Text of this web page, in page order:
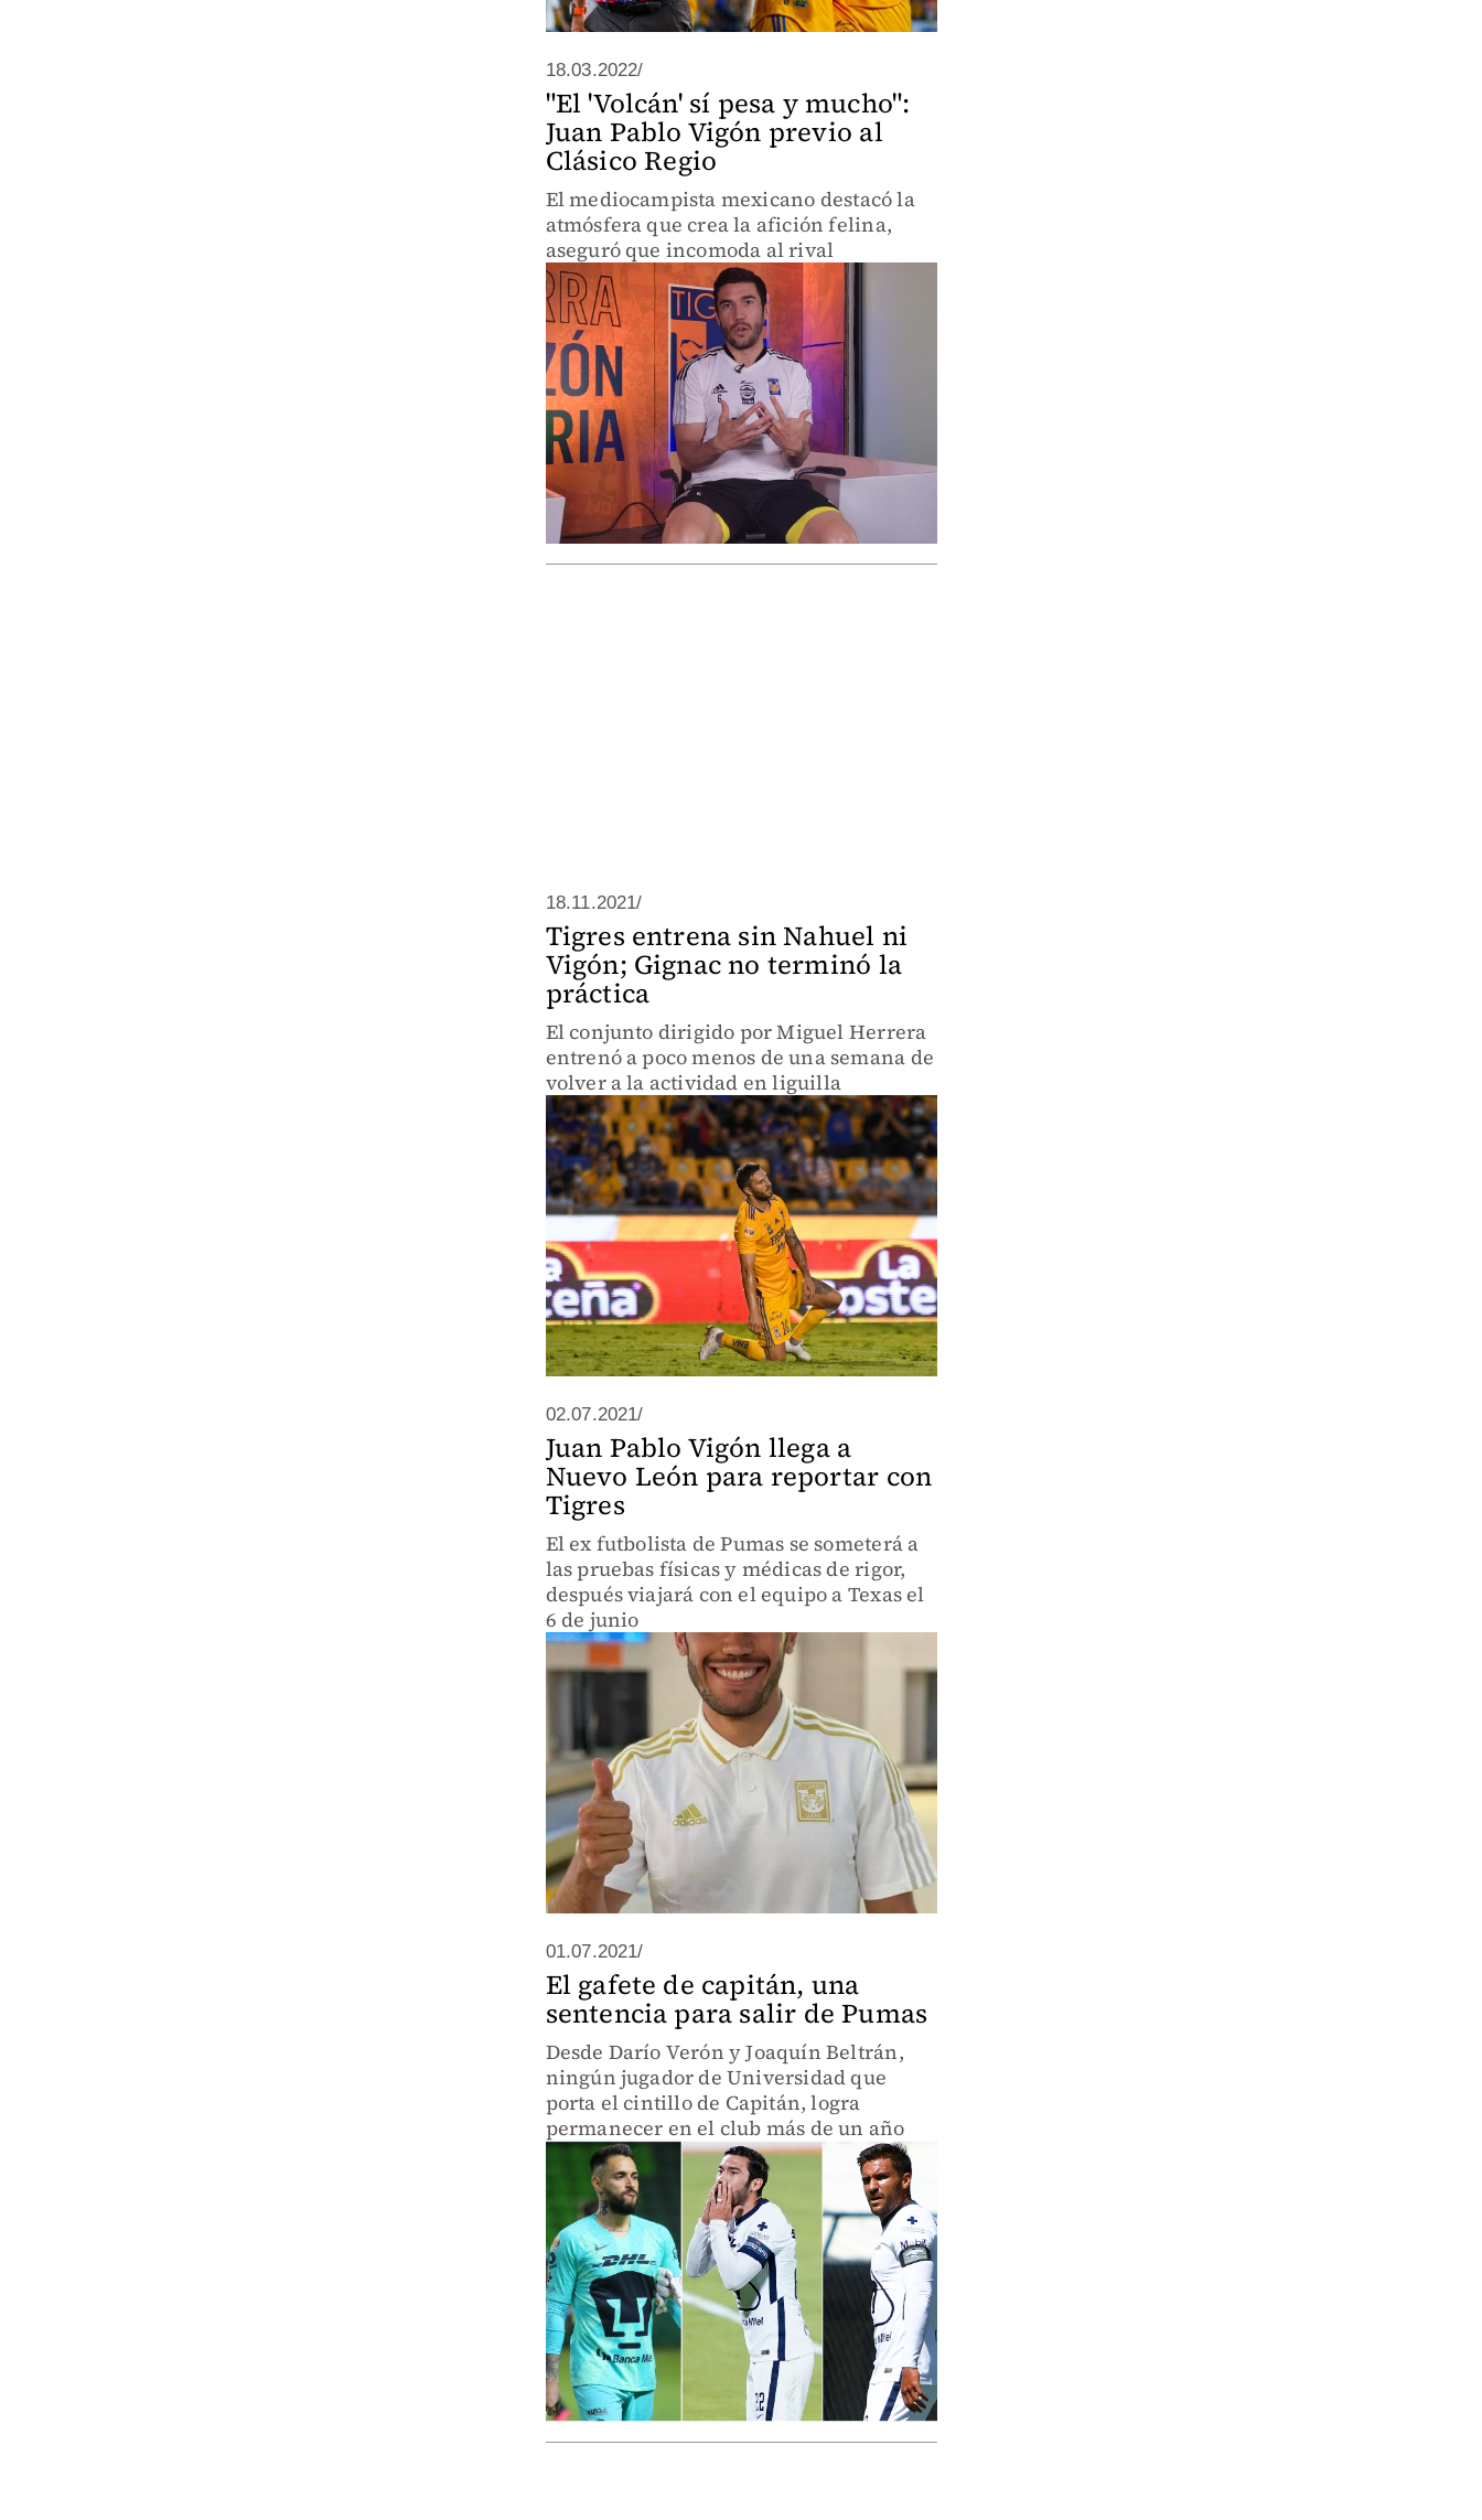
18.03.2022/
"El 'Volcán' sí pesa y mucho":
Juan Pablo Vigón previo al
Clásico Regio
El mediocampista mexicano destacó la
atmósfera que crea la afición felina,
aseguró que incomoda al rival
18.11.2021/
Tigres entrena sin Nahuel ni
Vigón; Gignac no terminó la
práctica
El conjunto dirigido por Miguel Herrera
entrenó a poco menos de una semana de
volver a la actividad en liguilla
02.07.2021/
Juan Pablo Vigón llega a
Nuevo León para reportar con
Tigres
El ex futbolista de Pumas se someterá a
las pruebas físicas y médicas de rigor,
después viajará con el equipo a Texas el
6 de junio
01.07.2021/
El gafete de capitán, una
sentencia para salir de Pumas
Desde Darío Verón y Joaquín Beltrán,
ningún jugador de Universidad que
porta el cintillo de Capitán, logra
permanecer en el club más de un año